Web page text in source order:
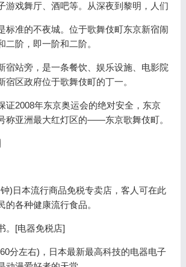
游戏舞厅、酒吧等。从深夜到黎明，人们
标准的不夜城。位于歌舞伎町东京新宿闹
二阶，即一阶和二阶。
宿站旁，是一条餐饮、娱乐设施、电影院
宿区政府位于歌舞伎町的丁一。
证2008年东京奥运会的绝对安全，东京
称亚洲最大红灯区的——东京歌舞伎町。
)日本流行商品免税专卖店，客人可在此
的各种健康流行食品。
。[电器免税店]
分左右)，日本最新最高科技的电器电子